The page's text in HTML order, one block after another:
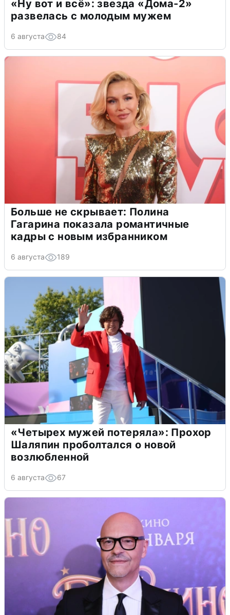
«Ну вот и всё»: звезда «Дома-2»
развелась с молодым мужем
6 августа 84
Больше не скрывает: Полина
Гагарина показала романтичные
кадры с новым избранником
6 августа 189
«Четырех мужей потеряла»: Прохор
Шаляпин проболтался о новой
возлюбленной
6 августа 67